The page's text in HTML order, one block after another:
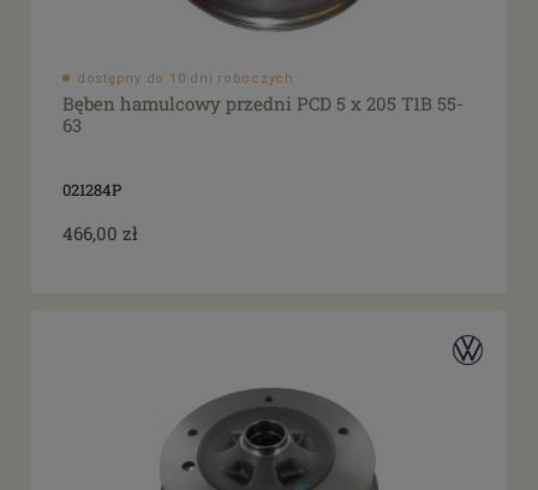
dostępny do 10 dni roboczych
Bęben hamulcowy przedni PCD 5 x 205 T1B 55-
63
021284P
466,00 zł